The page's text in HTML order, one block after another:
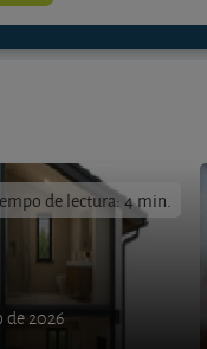
de lectura: 4 min.
de 2026